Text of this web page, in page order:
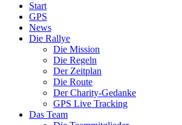
Start
GPS
News
Die Rallye
Die Mission
Die Regeln
Der Zeitplan
Die Route
Der Charity-Gedanke
GPS Live Tracking
Das Team